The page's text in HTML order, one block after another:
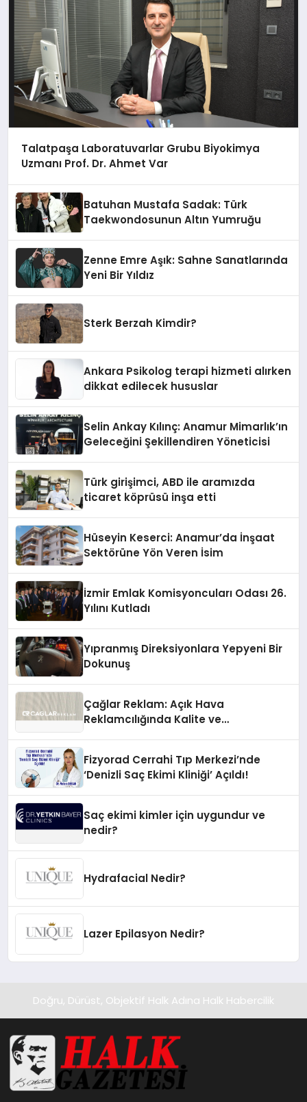
Talatpaşa Laboratuvarlar Grubu Biyokimya
Uzmanı Prof. Dr. Ahmet Var
Batuhan Mustafa Sadak: Türk
Taekwondosunun Altın Yumruğu
Zenne Emre Aşık: Sahne Sanatlarında
Yeni Bir Yıldız
Sterk Berzah Kimdir?
Ankara Psikolog terapi hizmeti alırken
dikkat edilecek hususlar
Selin Ankay Kılınç: Anamur Mimarlık’ın
Geleceğini Şekillendiren Yöneticisi
Türk girişimci, ABD ile aramızda
ticaret köprüsü inşa etti
Hüseyin Keserci: Anamur’da İnşaat
Sektörüne Yön Veren İsim
İzmir Emlak Komisyoncuları Odası 26.
Yılını Kutladı
Yıpranmış Direksiyonlara Yepyeni Bir
Dokunuş
Çağlar Reklam: Açık Hava
Reklamcılığında Kalite ve
Fizyorad Cerrahi Tıp Merkezi’nde
‘Denizli Saç Ekimi Kliniği’ Açıldı!
Saç ekimi kimler için uygundur ve
nedir?
Hydrafacial Nedir?
Lazer Epilasyon Nedir?
Doğru, Dürüst, Objektif Halk Adına Halk Habercilik